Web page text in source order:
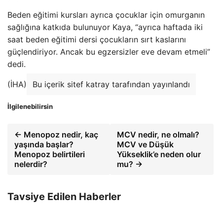
Beden eğitimi kursları ayrıca çocuklar için omurganın
sağlığına katkıda bulunuyor Kaya, “ayrıca haftada iki
saat beden eğitimi dersi çocukların sırt kaslarını
güçlendiriyor. Ancak bu egzersizler eve devam etmeli”
dedi.
(İHA) Bu içerik sitef katray tarafından yayınlandı
İlgilenebilirsin
← Menopoz nedir, kaç
yaşında başlar?
Menopoz belirtileri
nelerdir?
MCV nedir, ne olmalı?
MCV ve Düşük
Yükseklik’e neden olur
mu? →
Tavsiye Edilen Haberler